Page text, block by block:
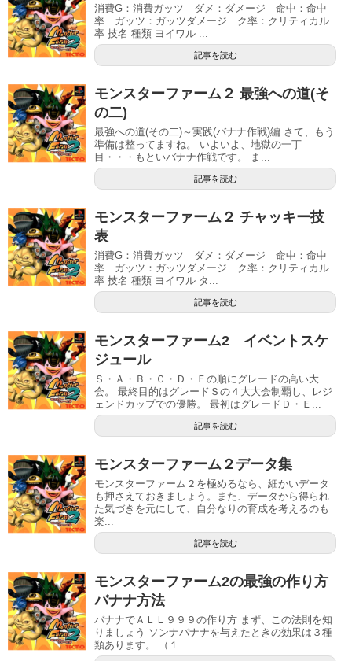
消費G：消費ガッツ ダメ：ダメージ 命中：命中
率 ガッツ：ガッツダメージ ク率：クリティカル
率 技名 種類 ヨイワル ...
記事を読む
モンスターファーム２ 最強への道(そ
の二)
最強への道(その二)～実践(バナナ作戦)編 さて、もう
準備は整ってますね。 いよいよ、地獄の一丁
目・・・もといバナナ作戦です。 ま...
記事を読む
モンスターファーム２ チャッキー技
表
消費G：消費ガッツ ダメ：ダメージ 命中：命中
率 ガッツ：ガッツダメージ ク率：クリティカル
率 技名 種類 ヨイワル タ...
記事を読む
モンスターファーム2 イベントスケ
ジュール
Ｓ・Ａ・Ｂ・Ｃ・Ｄ・Ｅの順にグレードの高い大
会。 最終目的はグレードＳの４大大会制覇し、レジ
ェンドカップでの優勝。 最初はグレードＤ・Ｅ...
記事を読む
モンスターファーム２データ集
モンスターファーム２を極めるなら、細かいデータ
も押さえておきましょう。また、データから得られ
た気づきを元にして、自分なりの育成を考えるのも
楽...
記事を読む
モンスターファーム2の最強の作り方
バナナ方法
バナナでＡＬＬ９９９の作り方 まず、この法則を知
りましょう ソンナバナナを与えたときの効果は３種
類あります。 （１...